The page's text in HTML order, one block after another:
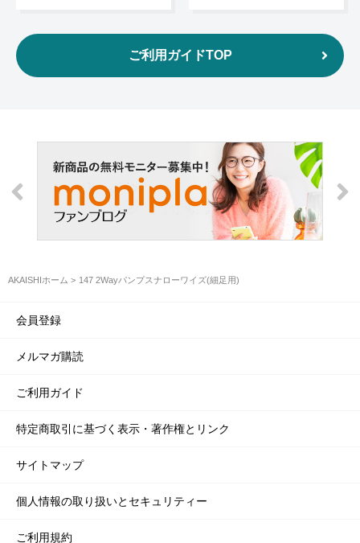
ご利用ガイドTOP
AKAISHIホーム 147 2Wayパンプスナローワイズ(細足用)
会員登録
メルマガ購読
ご利用ガイド
特定商取引に基づく表示・著作権とリンク
サイトマップ
個人情報の取り扱いとセキュリティー
ご利用規約